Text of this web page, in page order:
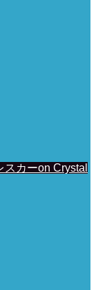
カーon Crystal